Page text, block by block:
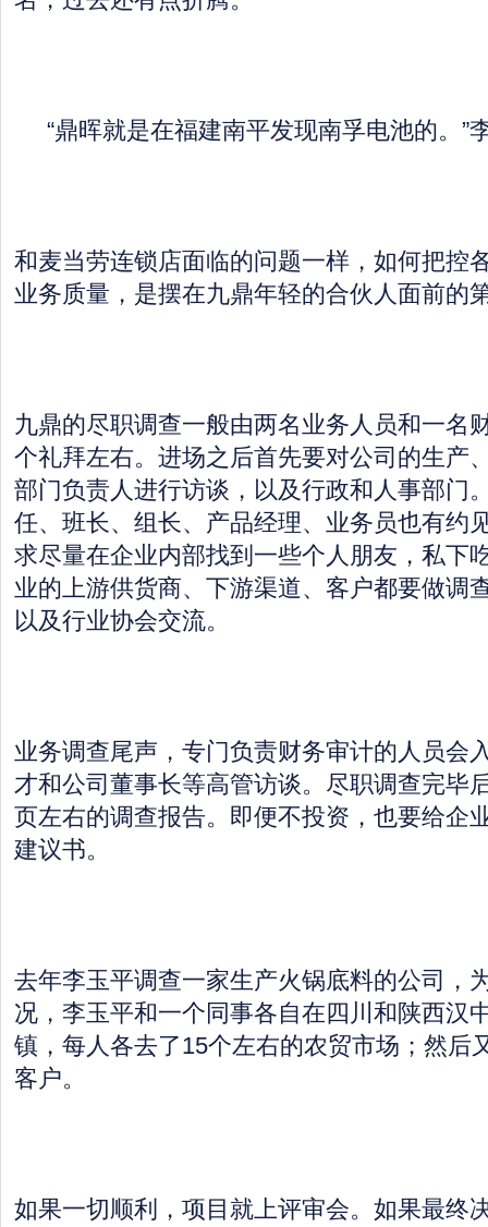
“鼎晖就是在福建南平发现南孚电池的。”
和麦当劳连锁店面临的问题一样，如何把控
业务质量，是摆在九鼎年轻的合伙人面前的
九鼎的尽职调查一般由两名业务人员和一名
个礼拜左右。进场之后首先要对公司的生产
部门负责人进行访谈，以及行政和人事部门
任、班长、组长、产品经理、业务员也有约
求尽量在企业内部找到一些个人朋友，私下
业的上游供货商、下游渠道、客户都要做调
以及行业协会交流。
业务调查尾声，专门负责财务审计的人员会
才和公司董事长等高管访谈。尽职调查完毕
页左右的调查报告。即便不投资，也要给企
建议书。
去年李玉平调查一家生产火锅底料的公司，
况，李玉平和一个同事各自在四川和陕西汉
镇，每人各去了15个左右的农贸市场；然后
客户。
如果一切顺利，项目就上评审会。如果最终